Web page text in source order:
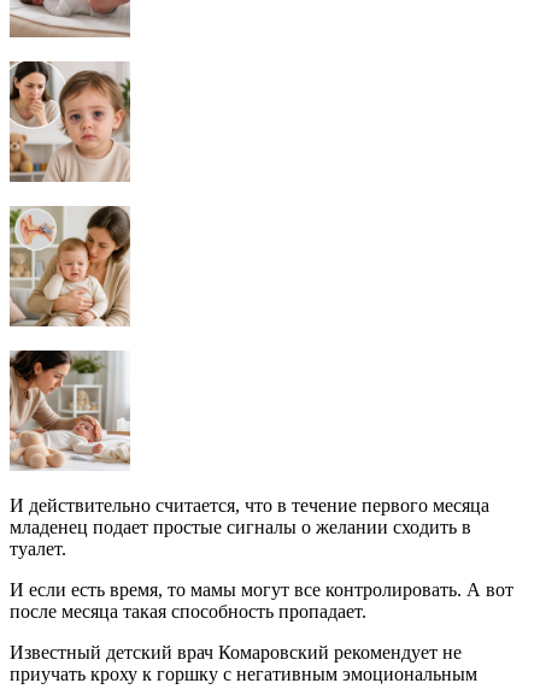
И действительно считается, что в течение первого месяца
младенец подает простые сигналы о желании сходить в
туалет.
И если есть время, то мамы могут все контролировать. А вот
после месяца такая способность пропадает.
Известный детский врач Комаровский рекомендует не
приучать кроху к горшку с негативным эмоциональным